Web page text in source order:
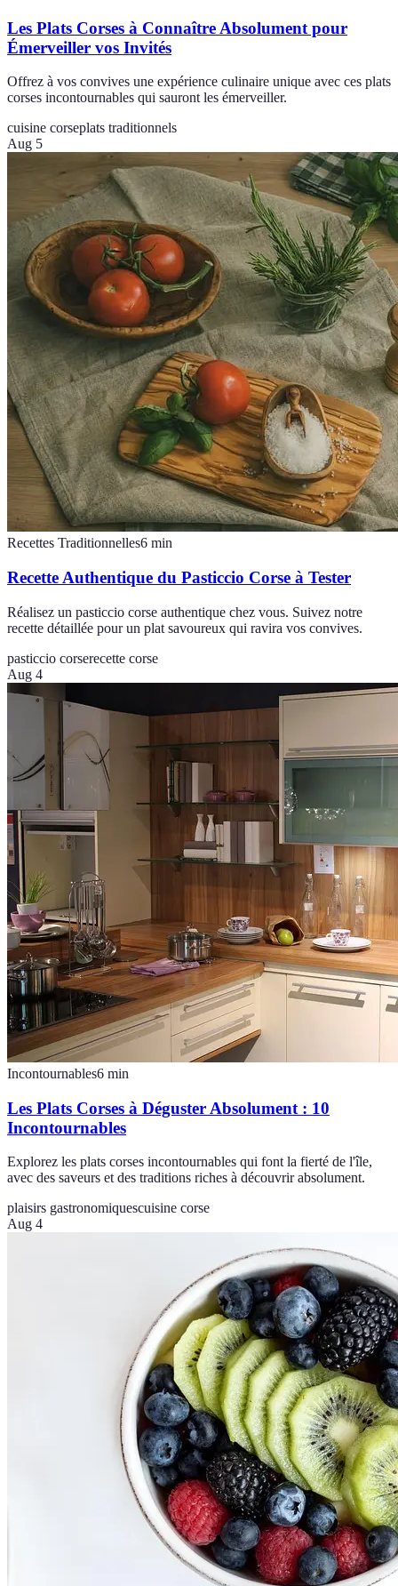
Les Plats Corses à Connaître Absolument pour
Émerveiller vos Invités
Offrez à vos convives une expérience culinaire unique avec ces plats
corses incontournables qui sauront les émerveiller.
cuisine corseplats traditionnels
Aug 5
Recettes Traditionnelles6 min
Recette Authentique du Pasticcio Corse à Tester
Réalisez un pasticcio corse authentique chez vous. Suivez notre
recette détaillée pour un plat savoureux qui ravira vos convives.
pasticcio corserecette corse
Aug 4
Incontournables6 min
Les Plats Corses à Déguster Absolument : 10
Incontournables
Explorez les plats corses incontournables qui font la fierté de l'île,
avec des saveurs et des traditions riches à découvrir absolument.
plaisirs gastronomiquescuisine corse
Aug 4